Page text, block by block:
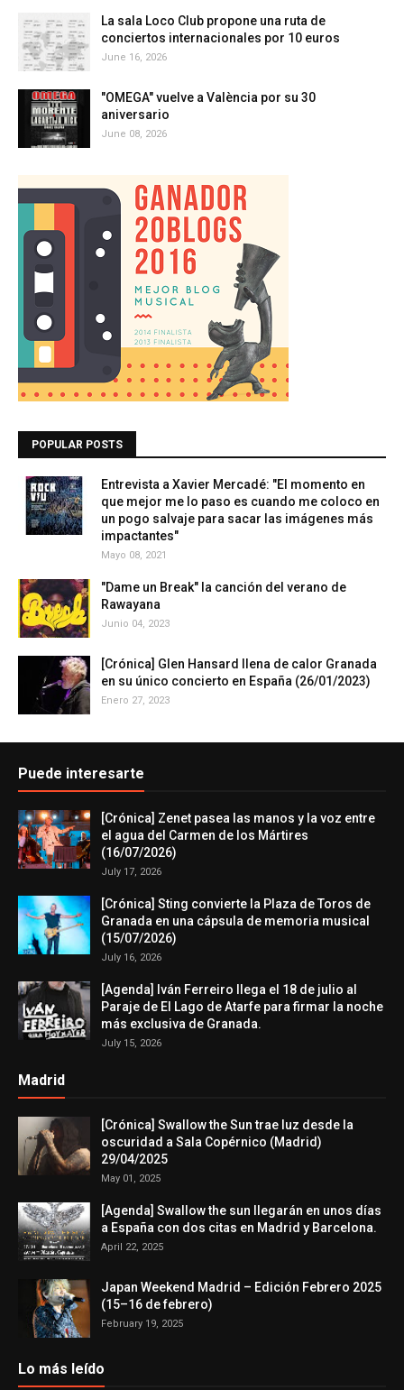
La sala Loco Club propone una ruta de
conciertos internacionales por 10 euros
June 16, 2026
"OMEGA" vuelve a València por su 30
aniversario
June 08, 2026
POPULAR POSTS
Entrevista a Xavier Mercadé: "El momento en
que mejor me lo paso es cuando me coloco en
un pogo salvaje para sacar las imágenes más
impactantes"
Mayo 08, 2021
"Dame un Break" la canción del verano de
Rawayana
Junio 04, 2023
[Crónica] Glen Hansard llena de calor Granada
en su único concierto en España (26/01/2023)
Enero 27, 2023
Puede interesarte
[Crónica] Zenet pasea las manos y la voz entre
el agua del Carmen de los Mártires
(16/07/2026)
July 17, 2026
[Crónica] Sting convierte la Plaza de Toros de
Granada en una cápsula de memoria musical
(15/07/2026)
July 16, 2026
[Agenda] Iván Ferreiro llega el 18 de julio al
Paraje de El Lago de Atarfe para firmar la noche
más exclusiva de Granada.
July 15, 2026
Madrid
[Crónica] Swallow the Sun trae luz desde la
oscuridad a Sala Copérnico (Madrid)
29/04/2025
May 01, 2025
[Agenda] Swallow the sun llegarán en unos días
a España con dos citas en Madrid y Barcelona.
April 22, 2025
Japan Weekend Madrid – Edición Febrero 2025
(15–16 de febrero)
February 19, 2025
Lo más leído